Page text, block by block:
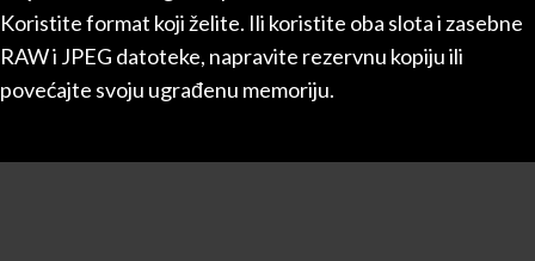
Koristite format koji želite. Ili koristite oba slota i zasebne
RAW i JPEG datoteke, napravite rezervnu kopiju ili
povećajte svoju ugrađenu memoriju.